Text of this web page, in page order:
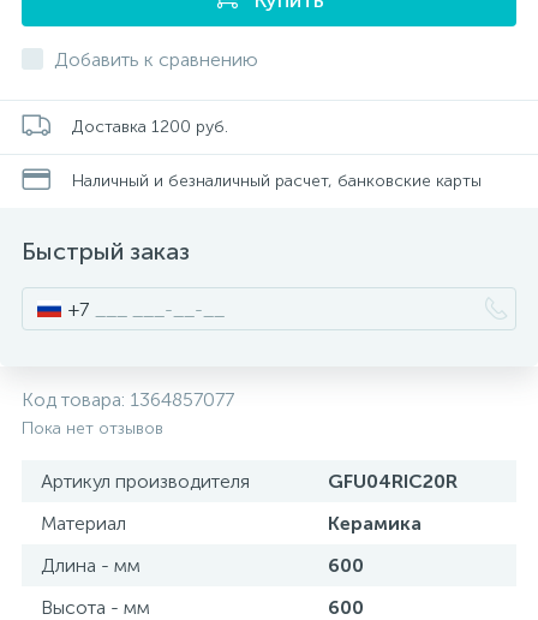
Добавить к сравнению
Доставка 1200 руб.
Наличный и безналичный расчет, банковские карты
Быстрый заказ
+7
Код товара: 1364857077
Пока нет отзывов
Артикул производителя
GFU04RIC20R
Материал
Керамика
Длина - мм
600
Высота - мм
600
Полотенцесушители
Ревизионный люк
Системы контроля протечки воды